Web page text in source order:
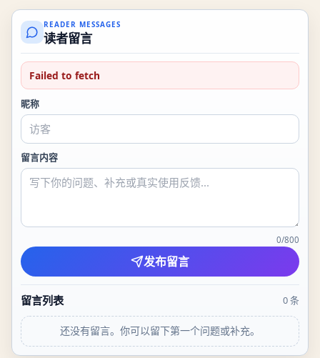
READER MESSAGES
读者留言
Failed to fetch
昵称
留言内容
0/800
发布留言
留言列表 0条
还没有留言。你可以留下第一个问题或补充。